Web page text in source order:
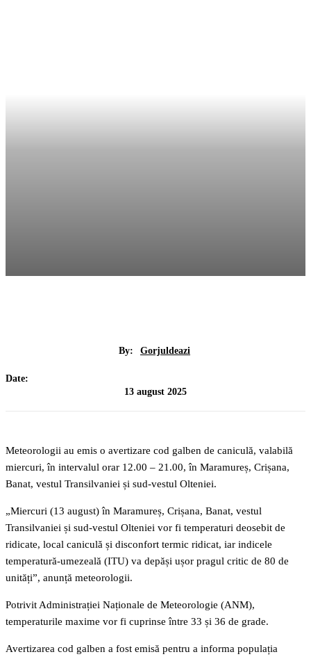
By: Gorjuldeazi
Date:
13 august 2025
Meteorologii au emis o avertizare cod galben de caniculă, valabilă
miercuri, în intervalul orar 12.00 – 21.00, în Maramureș, Crișana,
Banat, vestul Transilvaniei și sud-vestul Olteniei.
„Miercuri (13 august) în Maramureș, Crișana, Banat, vestul
Transilvaniei și sud-vestul Olteniei vor fi temperaturi deosebit de
ridicate, local caniculă și disconfort termic ridicat, iar indicele
temperatură-umezeală (ITU) va depăși ușor pragul critic de 80 de
unități”, anunță meteorologii.
Potrivit Administrației Naționale de Meteorologie (ANM),
temperaturile maxime vor fi cuprinse între 33 și 36 de grade.
Avertizarea cod galben a fost emisă pentru a informa populația